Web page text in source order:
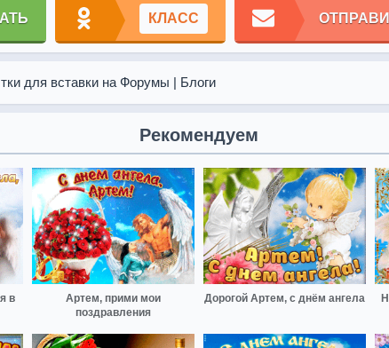
КЛАСС
для вставки на Форумы | Блоги
Рекомендуем
в
Артем, прими мои
поздравления
Дорогой Артем, с днём ангела